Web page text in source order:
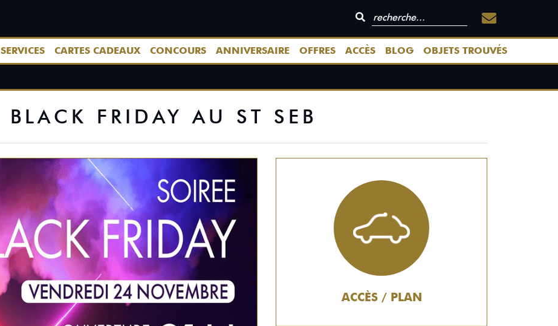
SERVICES CARTES CADEAUX CONCOURS ANNIVERSAIRE OFFRES ACCÈS BLOG OBJETS TROUVÉS
BLACK FRIDAY AU ST SEB
ACCÈS / PLAN